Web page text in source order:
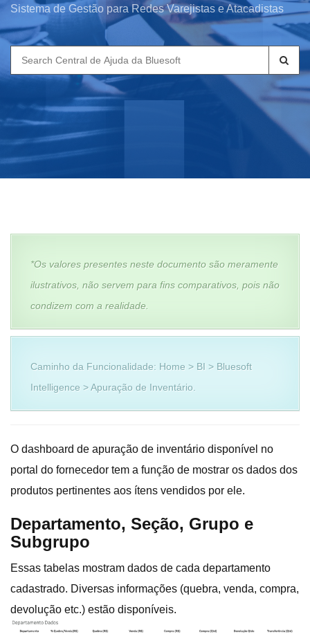
Sistema de Gestão para Redes Varejistas e Atacadistas
Search
for:
*Os valores presentes neste documento são meramente
ilustrativos, não servem para fins comparativos, pois não
condizem com a realidade.
Caminho da Funcionalidade: Home > BI > Bluesoft
Intelligence > Apuração de Inventário.
O dashboard de apuração de inventário disponível no
portal do fornecedor tem a função de mostrar os dados dos
produtos pertinentes aos ítens vendidos por ele.
Departamento, Seção, Grupo e
Subgrupo
Essas tabelas mostram dados de cada departamento
cadastrado. Diversas informações (quebra, venda, compra,
devolução etc.) estão disponíveis.